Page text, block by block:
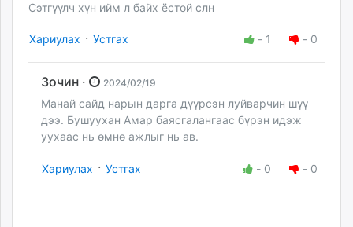
Сэтгүүлч хүн ийм л байх ёстой слн
Хариулах · Устгах - 1 - 0
Зочин · 2024/02/19
Манай сайд нарын дарга дүүрсэн луйварчин шүү
дээ. Бушуухан Амар баясгалангаас бүрэн идэж
уухаас нь өмнө ажлыг нь ав.
Хариулах · Устгах - 0 - 0